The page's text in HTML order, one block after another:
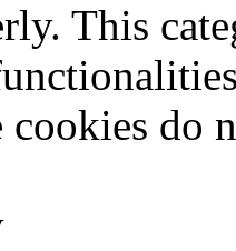
This
cookies do